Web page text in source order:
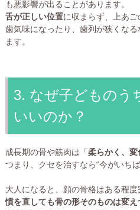
も悪影響が出ることがあります。
舌が正しい位置に収まらず、上あ
歯気味になったり、歯列が狭くな
ます。
3. なぜ子どものう
いいのか？
成長期の骨や筋肉は「 柔らかく、変
つまり、クセを治すなら“今がいち
大人になると、顔の骨格はある程度
慣を直しても骨の形そのものは変え